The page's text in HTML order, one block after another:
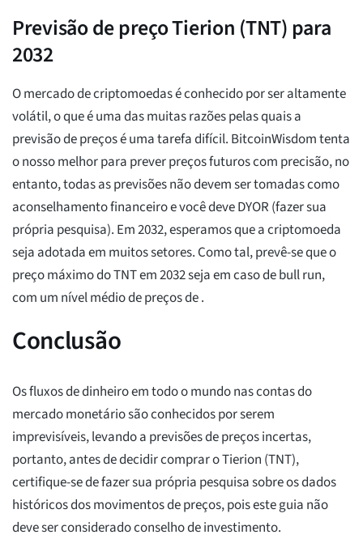
Previsão de preço Tierion (TNT) para
2032
O mercado de criptomoedas é conhecido por ser altamente
volátil, o que é uma das muitas razões pelas quais a
previsão de preços é uma tarefa difícil. BitcoinWisdom tenta
o nosso melhor para prever preços futuros com precisão, no
entanto, todas as previsões não devem ser tomadas como
aconselhamento financeiro e você deve DYOR (fazer sua
própria pesquisa). Em 2032, esperamos que a criptomoeda
seja adotada em muitos setores. Como tal, prevê-se que o
preço máximo do TNT em 2032 sejaem caso de bull run,
com um nível médio de preços de.
Conclusão
Os fluxos de dinheiro em todo o mundo nas contas do
mercado monetário são conhecidos por serem
imprevisíveis, levando a previsões de preços incertas,
portanto, antes de decidir comprar o Tierion (TNT),
certifique-se de fazer sua própria pesquisa sobre os dados
históricos dos movimentos de preços, pois este guia não
deve ser considerado conselho de investimento.